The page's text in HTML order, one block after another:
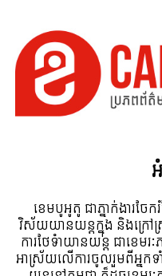
ខេមបូអូតូ ជាភ្នាក់ងារ
វិស័យយានយន្តក្នុង និងក្រៅ
ការថែទំាយានយន្ត ជាខេមរ
អាស្រ័យលើការចូលរួមពីអ្នក